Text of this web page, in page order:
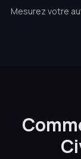
Mesurez votre